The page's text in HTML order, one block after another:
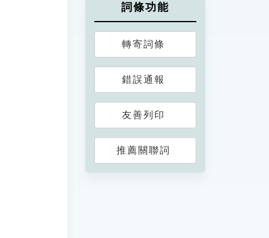
詞條功能
轉寄詞條
錯誤通報
友善列印
推薦關聯詞